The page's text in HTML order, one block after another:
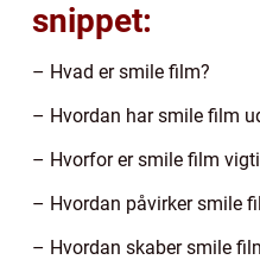
snippet:
– Hvad er smile film?
– Hvordan har smile film
– Hvorfor er smile film
– Hvordan påvirker smile
– Hvordan skaber smile